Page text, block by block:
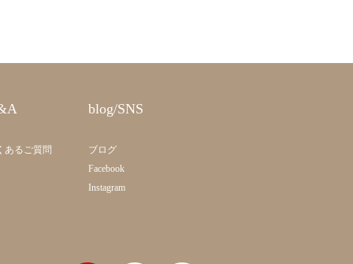
あるご質問
blog/SNS
ブログ
Facebook
Instagram